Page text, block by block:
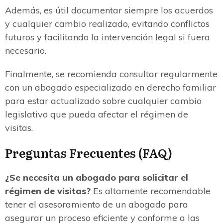
Además, es útil documentar siempre los acuerdos
y cualquier cambio realizado, evitando conflictos
futuros y facilitando la intervención legal si fuera
necesario.
Finalmente, se recomienda consultar regularmente
con un abogado especializado en derecho familiar
para estar actualizado sobre cualquier cambio
legislativo que pueda afectar el régimen de
visitas.
Preguntas Frecuentes (FAQ)
¿Se necesita un abogado para solicitar el
régimen de visitas? Es altamente recomendable
tener el asesoramiento de un abogado para
asegurar un proceso eficiente y conforme a las